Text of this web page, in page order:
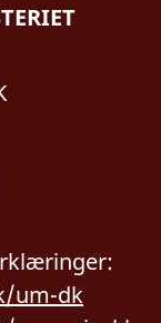
um-dk